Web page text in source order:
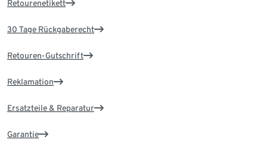
Retourenetikett
30 Tage Rückgaberecht
Retouren-Gutschrift
Reklamation
Ersatzteile & Reparatur
Garantie